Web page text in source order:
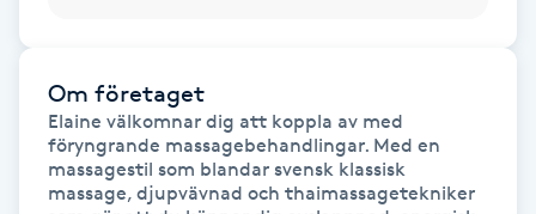
Hollywood Peel
Hot Stone Massage
Hot yoga
Om företaget
Elaine välkomnar dig att koppla av med
föryngrande massagebehandlingar. Med en
massagestil som blandar svensk klassisk
massage, djupvävnad och thaimassagetekniker